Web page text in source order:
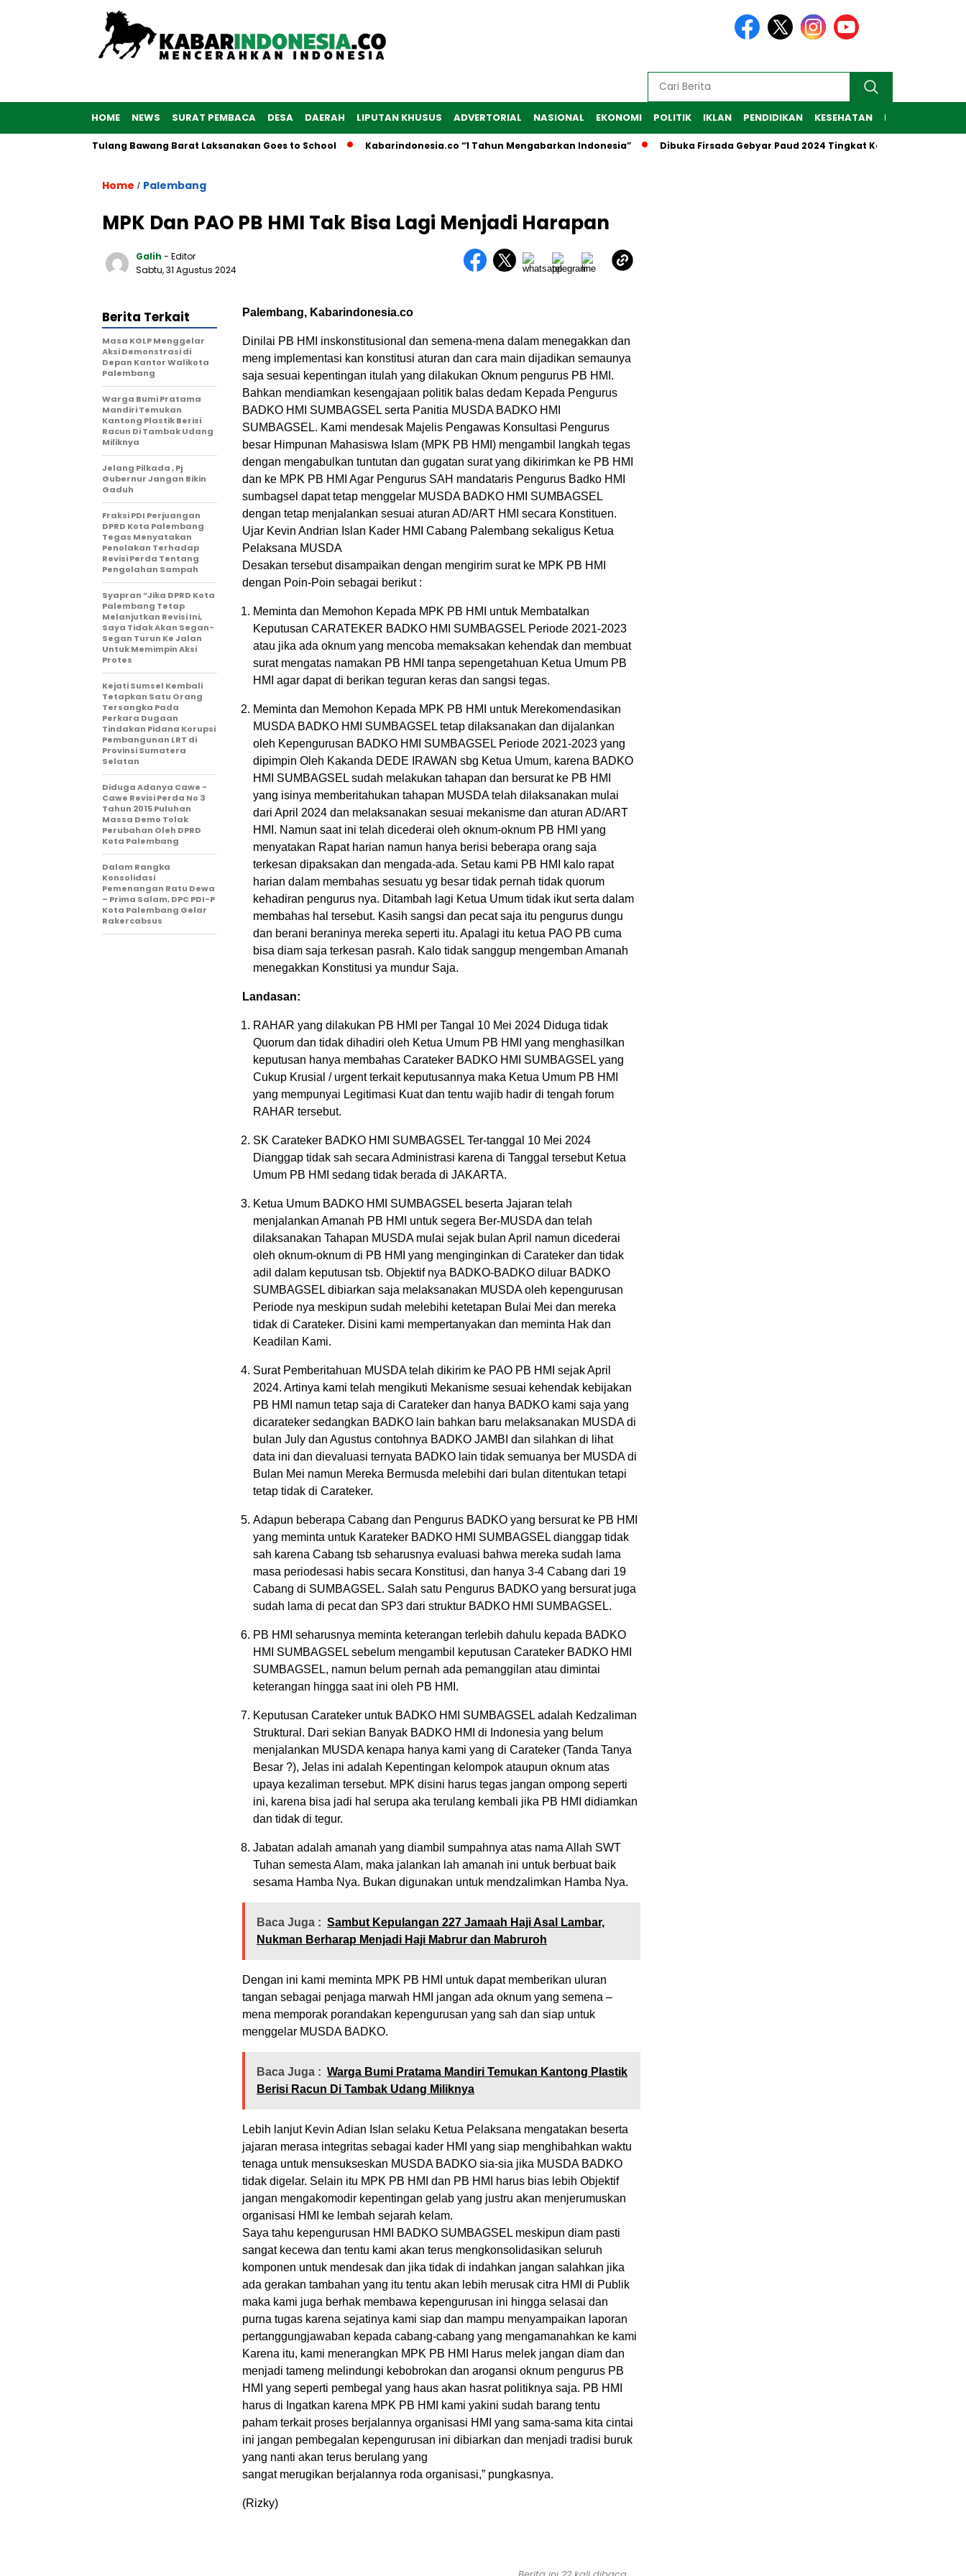
HOME NEWS SURAT PEMBACA DESA DAERAH LIPUTAN KHUSUS ADVERTORIAL NASIONAL EKONOMI POLITIK IKLAN PENDIDIKAN KESEHATAN RAGAM
Polres Tulang Bawang Barat Laksanakan Goes to School Kabarindonesia.co “1 Tahun Mengabarkan Indonesia” Dibuka Firsada Gebyar Paud 2024 Tingkat Kabupaten Tubaba
Home / Palembang
MPK Dan PAO PB HMI Tak Bisa Lagi Menjadi Harapan
Galih - Editor
Sabtu, 31 Agustus 2024
Palembang, Kabarindonesia.co
Dinilai PB HMI inskonstitusional dan semena-mena dalam menegakkan dan
meng implementasi kan konstitusi aturan dan cara main dijadikan semaunya
saja sesuai kepentingan itulah yang dilakukan Oknum pengurus PB HMI.
Bahkan mendiamkan kesengajaan politik balas dedam Kepada Pengurus
BADKO HMI SUMBAGSEL serta Panitia MUSDA BADKO HMI
SUMBAGSEL. Kami mendesak Majelis Pengawas Konsultasi Pengurus
besar Himpunan Mahasiswa Islam (MPK PB HMI) mengambil langkah tegas
dengan mengabulkan tuntutan dan gugatan surat yang dikirimkan ke PB HMI
dan ke MPK PB HMI Agar Pengurus SAH mandataris Pengurus Badko HMI
sumbagsel dapat tetap menggelar MUSDA BADKO HMI SUMBAGSEL
dengan tetap menjalankan sesuai aturan AD/ART HMI secara Konstituen.
Ujar Kevin Andrian Islan Kader HMI Cabang Palembang sekaligus Ketua
Pelaksana MUSDA
Desakan tersebut disampaikan dengan mengirim surat ke MPK PB HMI
dengan Poin-Poin sebagai berikut :
Meminta dan Memohon Kepada MPK PB HMI untuk Membatalkan
Keputusan CARATEKER BADKO HMI SUMBAGSEL Periode 2021-2023
atau jika ada oknum yang mencoba memaksakan kehendak dan membuat
surat mengatas namakan PB HMI tanpa sepengetahuan Ketua Umum PB
HMI agar dapat di berikan teguran keras dan sangsi tegas.
Meminta dan Memohon Kepada MPK PB HMI untuk Merekomendasikan
MUSDA BADKO HMI SUMBAGSEL tetap dilaksanakan dan dijalankan
oleh Kepengurusan BADKO HMI SUMBAGSEL Periode 2021-2023 yang
dipimpin Oleh Kakanda DEDE IRAWAN sbg Ketua Umum, karena BADKO
HMI SUMBAGSEL sudah melakukan tahapan dan bersurat ke PB HMI
yang isinya memberitahukan tahapan MUSDA telah dilaksanakan mulai
dari April 2024 dan melaksanakan sesuai mekanisme dan aturan AD/ART
HMI. Namun saat ini telah dicederai oleh oknum-oknum PB HMI yang
menyatakan Rapat harian namun hanya berisi beberapa orang saja
terkesan dipaksakan dan mengada-ada. Setau kami PB HMI kalo rapat
harian dalam membahas sesuatu yg besar tidak pernah tidak quorum
kehadiran pengurus nya. Ditambah lagi Ketua Umum tidak ikut serta dalam
membahas hal tersebut. Kasih sangsi dan pecat saja itu pengurus dungu
dan berani beraninya mereka seperti itu. Apalagi itu ketua PAO PB cuma
bisa diam saja terkesan pasrah. Kalo tidak sanggup mengemban Amanah
menegakkan Konstitusi ya mundur Saja.
Landasan:
RAHAR yang dilakukan PB HMI per Tangal 10 Mei 2024 Diduga tidak
Quorum dan tidak dihadiri oleh Ketua Umum PB HMI yang menghasilkan
keputusan hanya membahas Carateker BADKO HMI SUMBAGSEL yang
Cukup Krusial / urgent terkait keputusannya maka Ketua Umum PB HMI
yang mempunyai Legitimasi Kuat dan tentu wajib hadir di tengah forum
RAHAR tersebut.
SK Carateker BADKO HMI SUMBAGSEL Ter-tanggal 10 Mei 2024
Dianggap tidak sah secara Administrasi karena di Tanggal tersebut Ketua
Umum PB HMI sedang tidak berada di JAKARTA.
Ketua Umum BADKO HMI SUMBAGSEL beserta Jajaran telah
menjalankan Amanah PB HMI untuk segera Ber-MUSDA dan telah
dilaksanakan Tahapan MUSDA mulai sejak bulan April namun dicederai
oleh oknum-oknum di PB HMI yang menginginkan di Carateker dan tidak
adil dalam keputusan tsb. Objektif nya BADKO-BADKO diluar BADKO
SUMBAGSEL dibiarkan saja melaksanakan MUSDA oleh kepengurusan
Periode nya meskipun sudah melebihi ketetapan Bulai Mei dan mereka
tidak di Carateker. Disini kami mempertanyakan dan meminta Hak dan
Keadilan Kami.
Surat Pemberitahuan MUSDA telah dikirim ke PAO PB HMI sejak April
2024. Artinya kami telah mengikuti Mekanisme sesuai kehendak kebijakan
PB HMI namun tetap saja di Carateker dan hanya BADKO kami saja yang
dicarateker sedangkan BADKO lain bahkan baru melaksanakan MUSDA di
bulan July dan Agustus contohnya BADKO JAMBI dan silahkan di lihat
data ini dan dievaluasi ternyata BADKO lain tidak semuanya ber MUSDA di
Bulan Mei namun Mereka Bermusda melebihi dari bulan ditentukan tetapi
tetap tidak di Carateker.
Adapun beberapa Cabang dan Pengurus BADKO yang bersurat ke PB HMI
yang meminta untuk Karateker BADKO HMI SUMBAGSEL dianggap tidak
sah karena Cabang tsb seharusnya evaluasi bahwa mereka sudah lama
masa periodesasi habis secara Konstitusi, dan hanya 3-4 Cabang dari 19
Cabang di SUMBAGSEL. Salah satu Pengurus BADKO yang bersurat juga
sudah lama di pecat dan SP3 dari struktur BADKO HMI SUMBAGSEL.
PB HMI seharusnya meminta keterangan terlebih dahulu kepada BADKO
HMI SUMBAGSEL sebelum mengambil keputusan Carateker BADKO HMI
SUMBAGSEL, namun belum pernah ada pemanggilan atau dimintai
keterangan hingga saat ini oleh PB HMI.
Keputusan Carateker untuk BADKO HMI SUMBAGSEL adalah Kedzaliman
Struktural. Dari sekian Banyak BADKO HMI di Indonesia yang belum
menjalankan MUSDA kenapa hanya kami yang di Carateker (Tanda Tanya
Besar ?), Jelas ini adalah Kepentingan kelompok ataupun oknum atas
upaya kezaliman tersebut. MPK disini harus tegas jangan ompong seperti
ini, karena bisa jadi hal serupa aka terulang kembali jika PB HMI didiamkan
dan tidak di tegur.
Jabatan adalah amanah yang diambil sumpahnya atas nama Allah SWT
Tuhan semesta Alam, maka jalankan lah amanah ini untuk berbuat baik
sesama Hamba Nya. Bukan digunakan untuk mendzalimkan Hamba Nya.
Baca Juga : Sambut Kepulangan 227 Jamaah Haji Asal Lambar,
Nukman Berharap Menjadi Haji Mabrur dan Mabruroh
Dengan ini kami meminta MPK PB HMI untuk dapat memberikan uluran
tangan sebagai penjaga marwah HMI jangan ada oknum yang semena –
mena memporak porandakan kepengurusan yang sah dan siap untuk
menggelar MUSDA BADKO.
Baca Juga : Warga Bumi Pratama Mandiri Temukan Kantong Plastik
Berisi Racun Di Tambak Udang Miliknya
Lebih lanjut Kevin Adian Islan selaku Ketua Pelaksana mengatakan beserta
jajaran merasa integritas sebagai kader HMI yang siap menghibahkan waktu
tenaga untuk mensukseskan MUSDA BADKO sia-sia jika MUSDA BADKO
tidak digelar. Selain itu MPK PB HMI dan PB HMI harus bias lebih Objektif
jangan mengakomodir kepentingan gelab yang justru akan menjerumuskan
organisasi HMI ke lembah sejarah kelam.
Saya tahu kepengurusan HMI BADKO SUMBAGSEL meskipun diam pasti
sangat kecewa dan tentu kami akan terus mengkonsolidasikan seluruh
komponen untuk mendesak dan jika tidak di indahkan jangan salahkan jika
ada gerakan tambahan yang itu tentu akan lebih merusak citra HMI di Publik
maka kami juga berhak membawa kepengurusan ini hingga selasai dan
purna tugas karena sejatinya kami siap dan mampu menyampaikan laporan
pertanggungjawaban kepada cabang-cabang yang mengamanahkan ke kami
Karena itu, kami menerangkan MPK PB HMI Harus melek jangan diam dan
menjadi tameng melindungi kebobrokan dan arogansi oknum pengurus PB
HMI yang seperti pembegal yang haus akan hasrat politiknya saja. PB HMI
harus di Ingatkan karena MPK PB HMI kami yakini sudah barang tentu
paham terkait proses berjalannya organisasi HMI yang sama-sama kita cintai
ini jangan pembegalan kepengurusan ini dibiarkan dan menjadi tradisi buruk
yang nanti akan terus berulang yang
sangat merugikan berjalannya roda organisasi,” pungkasnya.
(Rizky)
Berita Terkait
Masa KGLP Menggelar
Aksi Demonstrasi di
Depan Kantor Walikota
Palembang
Warga Bumi Pratama
Mandiri Temukan
Kantong Plastik Berisi
Racun Di Tambak Udang
Miliknya
Jelang Pilkada , Pj
Gubernur Jangan Bikin
Gaduh
Fraksi PDI Perjuangan
DPRD Kota Palembang
Tegas Menyatakan
Penolakan Terhadap
Revisi Perda Tentang
Pengolahan Sampah
Syapran “Jika DPRD Kota
Palembang Tetap
Melanjutkan Revisi Ini,
Saya Tidak Akan Segan-
Segan Turun Ke Jalan
Untuk Memimpin Aksi
Protes
Kejati Sumsel Kembali
Tetapkan Satu Orang
Tersangka Pada
Perkara Dugaan
Tindakan Pidana Korupsi
Pembangunan LRT di
Provinsi Sumatera
Selatan
Diduga Adanya Cawe -
Cawe Revisi Perda No 3
Tahun 2015 Puluhan
Massa Demo Tolak
Perubahan Oleh DPRD
Kota Palembang
Dalam Rangka
Konsolidasi
Pemenangan Ratu Dewa
– Prima Salam, DPC PDI-P
Kota Palembang Gelar
Rakercabsus